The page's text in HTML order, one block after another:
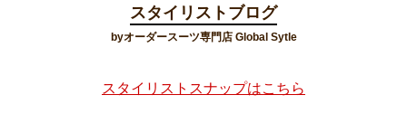
スタイリストブログ
byオーダースーツ専門店 Global Sytle
スタイリストスナップはこちら